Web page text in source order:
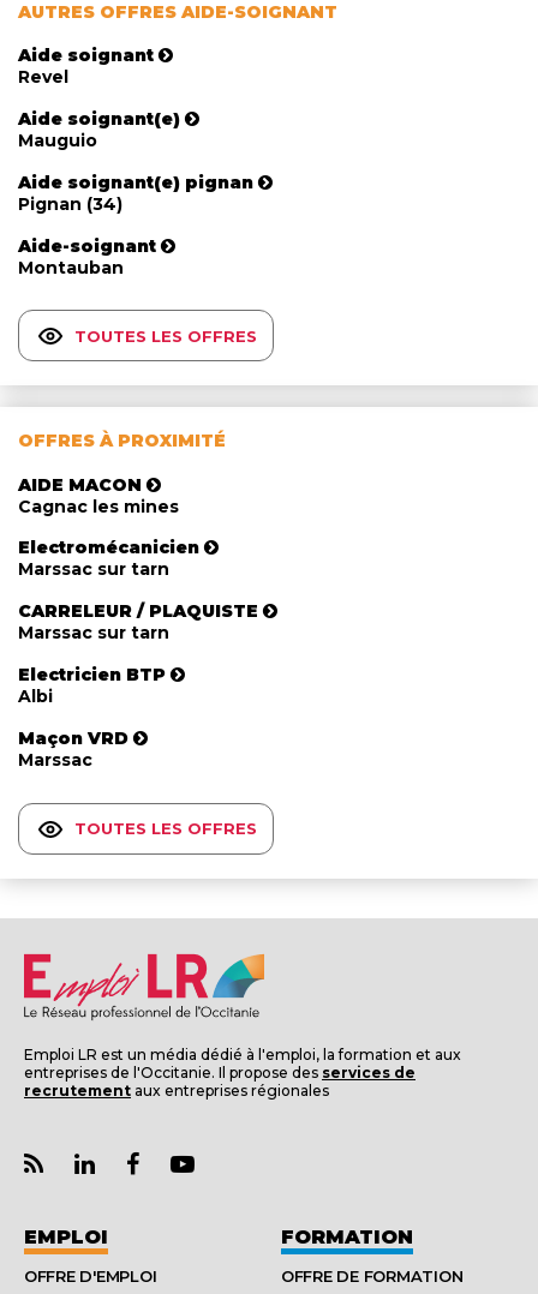
AUTRES OFFRES AIDE-SOIGNANT
Aide soignant
Revel
Aide soignant(e)
Mauguio
Aide soignant(e) pignan
Pignan (34)
Aide-soignant
Montauban
TOUTES LES OFFRES
OFFRES À PROXIMITÉ
AIDE MACON
Cagnac les mines
Electromécanicien
Marssac sur tarn
CARRELEUR / PLAQUISTE
Marssac sur tarn
Electricien BTP
Albi
Maçon VRD
Marssac
TOUTES LES OFFRES
Emploi LR est un média dédié à l'emploi, la formation et aux
entreprises de l'Occitanie. Il propose des services de
recrutement aux entreprises régionales
EMPLOI
OFFRE D'EMPLOI
FORMATION
OFFRE DE FORMATION